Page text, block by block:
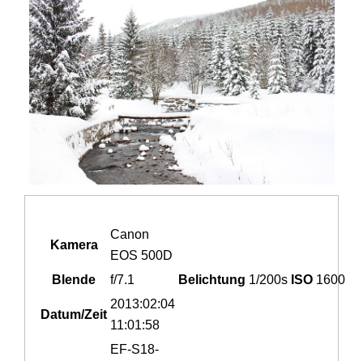
Kamera
Canon
EOS 500D
Blende
f/7.1 Belichtung 1/200s ISO 1600
Datum/Zeit
2013:02:04
11:01:58
EF-S18-